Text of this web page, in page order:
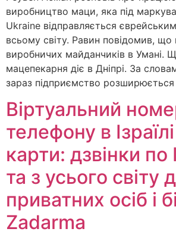
виробництво маци, яка під
Ukraine відправляється
всьому світу. Равин повідомив, що
виробничих майданчиків в Умані.
мацепекарня діє в Дніпрі. За
зараз підприємство
Віртуальний
телефону в
карти: дзвінки по
та з усього світу
приватних осіб і
Zadarma